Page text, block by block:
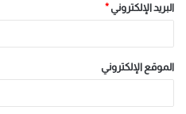
البريد الإلكتروني *
الموقع الإلكتروني